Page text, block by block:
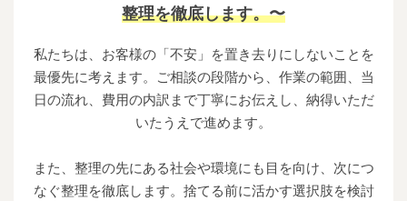
整理を徹底します。〜
私たちは、お客様の「不安」を置き去りにしないことを
最優先に考えます。ご相談の段階から、作業の範囲、当
日の流れ、費用の内訳まで丁寧にお伝えし、納得いただ
いたうえで進めます。
また、整理の先にある社会や環境にも目を向け、次につ
なぐ整理を徹底します。捨てる前に活かす選択肢を検討